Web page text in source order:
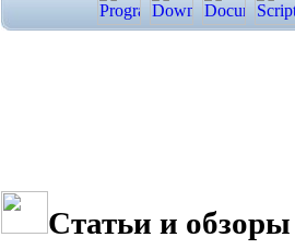
Статьи и обзоры